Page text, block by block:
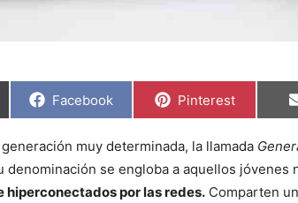
C
p
a
r
t
i
Facebook C
p
a
r
t
i
Pinterest
muy determinada, la llamada
denominación se engloba a aquellos jóvenes
hiperconectados por las redes. Comparten